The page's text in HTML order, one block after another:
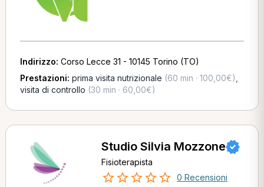
Indirizzo: Corso Lecce 31 - 10145 Torino (TO)
Prestazioni: prima visita nutrizionale (60 min · 100,00€)
visita di controllo (30 min · 60,00€)
Studio Silvia Mozzone
Fisioterapista
0 Recensioni